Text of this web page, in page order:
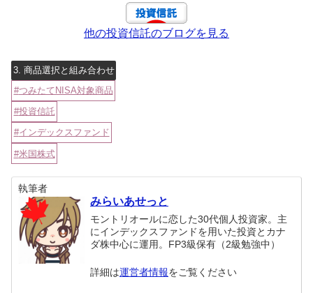
他の投資信託のブログを見る
3. 商品選択と組み合わせ
つみたてNISA対象商品
投資信託
インデックスファンド
米国株式
執筆者
みらいあせっと
モントリオールに恋した30代個人投資家。主
にインデックスファンドを用いた投資とカナ
ダ株中心に運用。FP3級保有（2級勉強中）
詳細は運営者情報をご覧ください